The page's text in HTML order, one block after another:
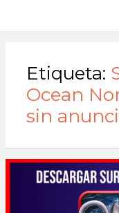
Etiqueta:
Ocean
sin